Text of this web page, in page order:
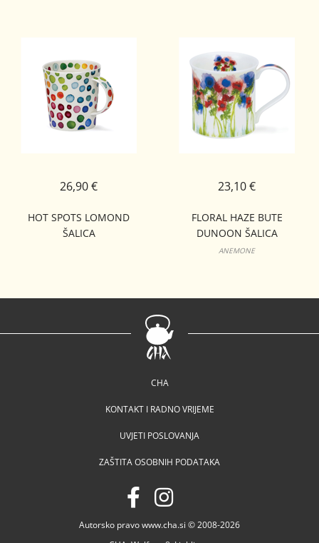
HOT SPOTS LOMOND
ŠALICA
26,90 €
FLORAL HAZE BUTE
DUNOON ŠALICA
ANEMONE
23,10 €
CHA
KONTAKT I RADNO VRIJEME
UVJETI POSLOVANJA
ZAŠTITA OSOBNIH PODATAKA
Autorsko pravo www.cha.si © 2008-2026